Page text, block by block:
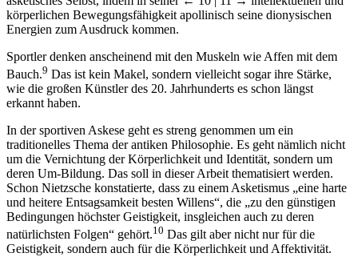
körperlichen Bewegungsfähigkeit apollinisch seine dionysischen
Energien zum Ausdruck kommen.
Sportler denken anscheinend mit den Muskeln wie Affen mit dem
Bauch.9 Das ist kein Makel, sondern vielleicht sogar ihre Stärke,
wie die großen Künstler des 20. Jahrhunderts es schon längst
erkannt haben.
In der sportiven Askese geht es streng genommen um ein
traditionelles Thema der antiken Philosophie. Es geht nämlich nicht
um die Vernichtung der Körperlichkeit und Identität, sondern um
deren Um-Bildung. Das soll in dieser Arbeit thematisiert werden.
Schon Nietzsche konstatierte, dass zu einem Asketismus „eine harte
und heitere Entsagsamkeit besten Willens“, die „zu den günstigen
Bedingungen höchster Geistigkeit, insgleichen auch zu deren
natürlichsten Folgen“ gehört.10 Das gilt aber nicht nur für die
Geistigkeit, sondern auch für die Körperlichkeit und Affektivität.